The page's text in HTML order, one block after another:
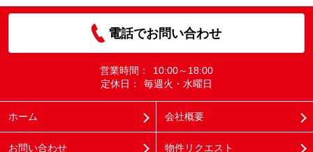
電話でお問い合わせ
営業時間：
10:00～18:00
定休日：
毎週火・水曜日
ホーム 会社概要
お問い合わせ 物件リクエスト